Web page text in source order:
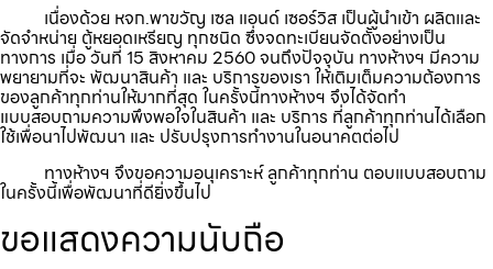
เนื่องด้วย หจก.พาขวัญ เซล แอนด์ เซอร์วิส เป็นผู้นำเข้า ผลิตและ
จัดจำหน่าย ตู้หยอดเหรียญ ทุกชนิด ซึ่งจดทะเบียนจัดตั้งอย่างเป็น
ทางการ เมื่อ วันที่ 15 สิงหาคม 2560 จนถึงปัจจุบัน ทางห้างฯ มีความ
พยายามที่จะ พัฒนาสินค้า และ บริการของเรา ให้เติมเต็มความต้องการ
ของลูกค้าทุกท่านให้มากที่สุด ในครั้งนี้ทางห้างฯ จึงได้จัดทำ
แบบสอบถามความพึงพอใจในสินค้า และ บริการ ที่ลูกค้าทุกท่านได้เลือก
ใช้เพื่อนาไปพัฒนา และ ปรับปรุงการทำงานในอนาคตต่อไป
ทางห้างฯ จึงขอความอนุเคราะห์ ลูกค้าทุกท่าน ตอบแบบสอบถาม
ในครั้งนี้เพื่อพัฒนาที่ดียิ่งขึ้นไป
ขอแสดงความนับถือ